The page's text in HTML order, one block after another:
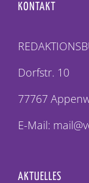
KONTAKT
Dorfstr. 10
77767
E-Mail:
AKTUELLES